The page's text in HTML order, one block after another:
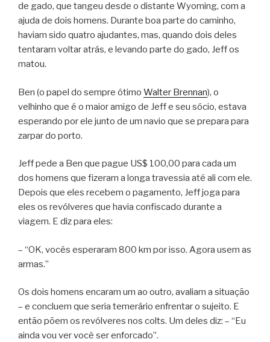
de gado, que tangeu desde o distante Wyoming, com a
ajuda de dois homens. Durante boa parte do caminho,
haviam sido quatro ajudantes, mas, quando dois deles
tentaram voltar atrás, e levando parte do gado, Jeff os
matou.
Ben (o papel do sempre ótimo Walter Brennan), o
velhinho que é o maior amigo de Jeff e seu sócio, estava
esperando por ele junto de um navio que se prepara para
zarpar do porto.
Jeff pede a Ben que pague US$ 100,00 para cada um
dos homens que fizeram a longa travessia até ali com ele.
Depois que eles recebem o pagamento, Jeff joga para
eles os revólveres que havia confiscado durante a
viagem. E diz para eles:
– “OK, vocês esperaram 800 km por isso. Agora usem as
armas.”
Os dois homens encaram um ao outro, avaliam a situação
– e concluem que seria temerário enfrentar o sujeito. E
então põem os revólveres nos colts. Um deles diz: – “Eu
ainda vou ver você ser enforcado”.